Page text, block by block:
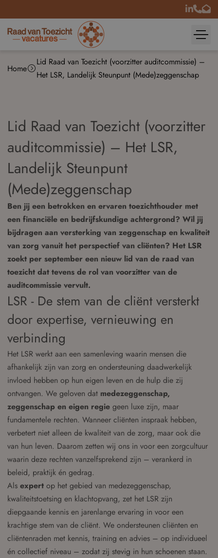
Home
Lid Raad van Toezicht (voorzitter auditcommissie) –
Het LSR, Landelijk Steunpunt (Mede)zeggenschap
Lid Raad van Toezicht (voorzitter
auditcommissie) – Het LSR,
Landelijk Steunpunt
(Mede)zeggenschap
Ben jij een betrokken en ervaren toezichthouder met
een financiële en bedrijfskundige achtergrond? Wil jij
bijdragen aan versterking van zeggenschap en kwaliteit
van zorg vanuit het perspectief van cliënten? Het LSR
zoekt per september een nieuw lid van de raad van
toezicht dat tevens de rol van voorzitter van de
auditcommissie vervult.
LSR - De stem van de cliënt versterkt
door expertise, vernieuwing en
verbinding
Het LSR werkt aan een samenleving waarin mensen die
afhankelijk zijn van zorg en ondersteuning daadwerkelijk
invloed hebben op hun eigen leven en de hulp die zij
ontvangen. We geloven dat medezeggenschap,
zeggenschap en eigen regie geen luxe zijn, maar
fundamentele rechten. Wanneer cliënten inspraak hebben,
verbetert niet alleen de kwaliteit van de zorg, maar ook die
van hun leven. Daarom zetten wij ons in voor een zorgcultuur
waarin deze rechten vanzelfsprekend zijn – verankerd in
beleid, praktijk én gedrag.
Als expert op het gebied van medezeggenschap,
kwaliteitstoetsing en klachtopvang, zet het LSR zijn
diepgaande kennis en jarenlange ervaring in voor een
krachtige stem van de cliënt. We ondersteunen cliënten en
cliëntenraden met kennis, training en advies – op individueel
én collectief niveau – zodat zij stevig in hun schoenen staan.